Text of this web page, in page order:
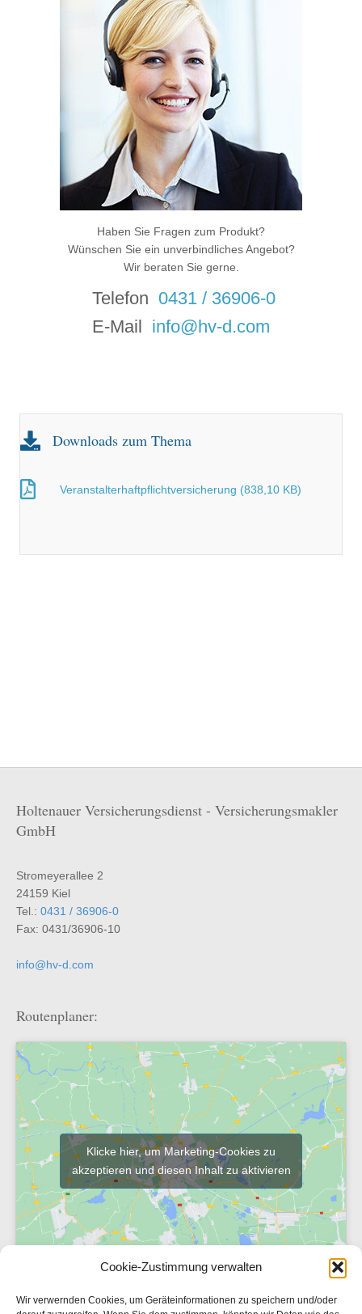
Cookie-Zustimmung verwalten
Wir verwernden Cookies, um Geräteinformationen zu speichern und/oder
Haben Sie Fragen zum Produkt?
Wünschen Sie ein unverbindliches Angebot?
Wir beraten Sie gerne.
Telefon 0431 / 36906-0
E-Mail info@hv-d.com
Downloads zum Thema
Veranstalterhaftpflichtversicherung (838,10 KB)
Holtenauer Versicherungsdienst - Versicherungsmakler
GmbH
Stromeyerallee 2
24159 Kiel
Tel.: 0431 / 36906-0
Fax: 0431/36906-10
info@hv-d.com
Routenplaner:
Klicke hier, um Marketing-Cookies zu
akzeptieren und diesen Inhalt zu aktivieren